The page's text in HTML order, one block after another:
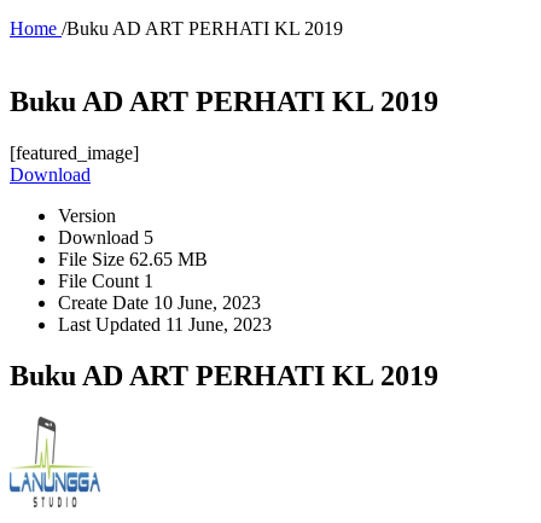
Home /Buku AD ART PERHATI KL 2019
Buku AD ART PERHATI KL 2019
[featured_image]
Download
Version
Download 5
File Size 62.65 MB
File Count 1
Create Date 10 June, 2023
Last Updated 11 June, 2023
Buku AD ART PERHATI KL 2019